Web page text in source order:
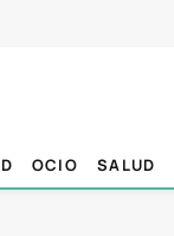
OCIO SALUD